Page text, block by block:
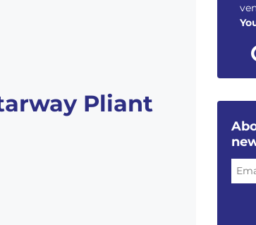
Pliant